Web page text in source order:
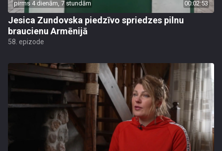
pirms 4 dienām, 7 stundām 00:02:53
Jesica Zundovska piedzīvo spriedzes pilnu
braucienu Armēnijā
58. epizode